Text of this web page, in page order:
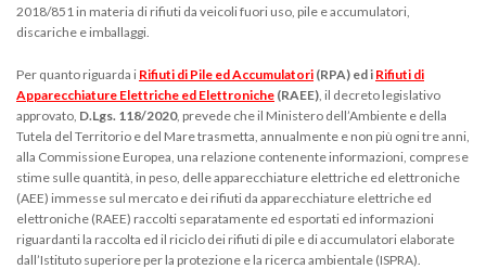
2018/851 in materia di rifiuti da veicoli fuori uso, pile e accumulatori,
discariche e imballaggi.
Per quanto riguarda i Rifiuti di Pile ed Accumulatori (RPA) ed i Rifiuti di
Apparecchiature Elettriche ed Elettroniche (RAEE), il decreto legislativo
approvato, D.Lgs. 118/2020, prevede che il Ministero dell’Ambiente e della
Tutela del Territorio e del Mare trasmetta, annualmente e non più ogni tre anni,
alla Commissione Europea, una relazione contenente informazioni, comprese
stime sulle quantità, in peso, delle apparecchiature elettriche ed elettroniche
(AEE) immesse sul mercato e dei rifiuti da apparecchiature elettriche ed
elettroniche (RAEE) raccolti separatamente ed esportati ed informazioni
riguardanti la raccolta ed il riciclo dei rifiuti di pile e di accumulatori elaborate
dall’Istituto superiore per la protezione e la ricerca ambientale (ISPRA).